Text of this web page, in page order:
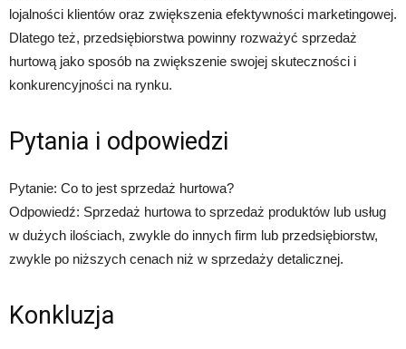
lojalności klientów oraz zwiększenia efektywności marketingowej.
Dlatego też, przedsiębiorstwa powinny rozważyć sprzedaż
hurtową jako sposób na zwiększenie swojej skuteczności i
konkurencyjności na rynku.
Pytania i odpowiedzi
Pytanie: Co to jest sprzedaż hurtowa?
Odpowiedź: Sprzedaż hurtowa to sprzedaż produktów lub usług
w dużych ilościach, zwykle do innych firm lub przedsiębiorstw,
zwykle po niższych cenach niż w sprzedaży detalicznej.
Konkluzja